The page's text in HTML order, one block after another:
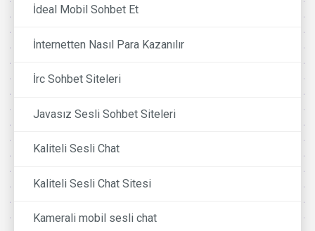
İdeal Mobil Sohbet Et
İnternetten Nasıl Para Kazanılır
İrc Sohbet Siteleri
Javasız Sesli Sohbet Siteleri
Kaliteli Sesli Chat
Kaliteli Sesli Chat Sitesi
Kamerali mobil sesli chat